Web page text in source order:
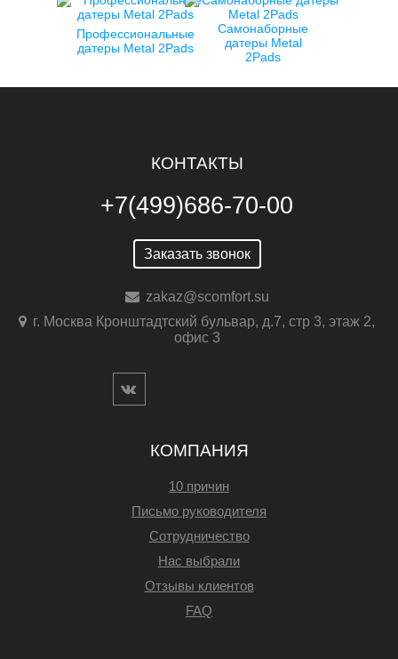
Профессиональные
датеры Metal 2Pads
Самонаборные
датеры Metal
2Pads
КОНТАКТЫ
+7(499)686-70-00
Заказать звонок
zakaz@scomfort.su
г. Москва Кронштадтский бульвар, д.7, стр 3, этаж 2,
офис 3
КОМПАНИЯ
10 причин
Письмо руководителя
Сотрудничество
Нас выбрали
Отзывы клиентов
FAQ